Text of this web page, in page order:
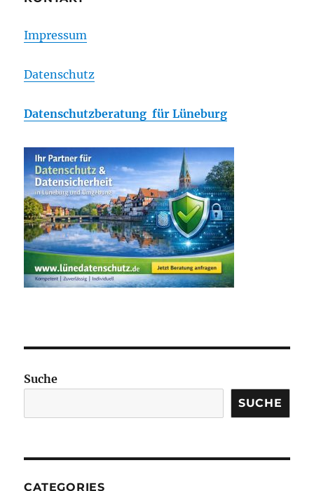
Impressum
Datenschutz
Datenschutzberatung für Lüneburg
Suche
SUCHE
CATEGORIES